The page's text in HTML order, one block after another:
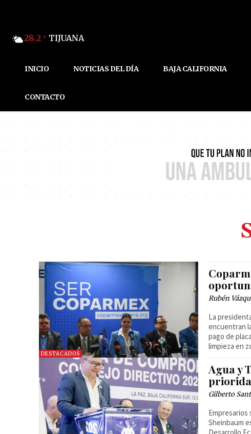
28.2 C TIJUANA
INICIO NOTICIAS DEL DÍA BAJA CALIFORNIA
CONTACTO
DESTACADOS
Rubén
La
encuentran
pago de
limpieza en
Agua y
Gilberto
Empresarios
Sheinbaum